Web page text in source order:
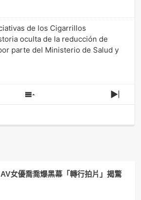
de los Cigarrillos
oculta de la reducción de
parte del Ministerio de Salud y
Show
Episodes
Next
女優喬喬爆黑幕「轉行拍片」揭驚